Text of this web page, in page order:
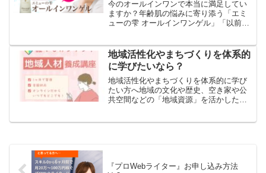
今のオールインワンで本当に満足してい
ますか？年齢肌の悩みに寄り添う「エミ
ューの雫 オールインワンゲル」「以前よ
る…」「化粧水や美容液を何種類も使っ
ているのに、思ったような変...
地域活性化やまちづくりを体系的
に学びたいなら？
地域活性化やまちづくりを体系的に学び
たい方へ地域の文化や歴史、空き家や公
共空間などの「地域資源」を活かした取
『プロWebライター』お申し込み方法